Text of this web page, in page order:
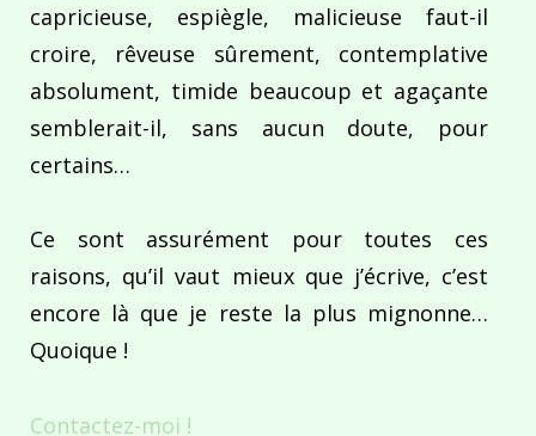
capricieuse, espiègle, malicieuse faut-il
croire, rêveuse sûrement, contemplative
absolument, timide beaucoup et agaçante
semblerait-il, sans aucun doute, pour
certains…
Ce sont assurément pour toutes ces
raisons, qu’il vaut mieux que j’écrive, c’est
encore là que je reste la plus mignonne…
Quoique !
Contactez-moi !